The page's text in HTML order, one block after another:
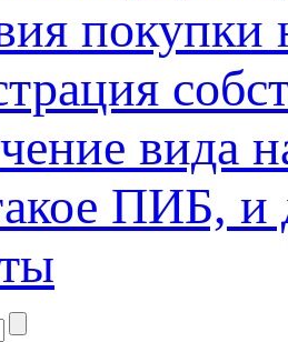
вида
ПИБ, и